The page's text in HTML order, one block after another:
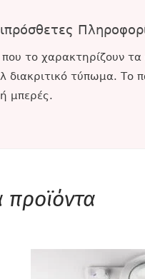
το χαρακτηρίζουν
τύπωμα. Το
μπερές.
προϊόντα